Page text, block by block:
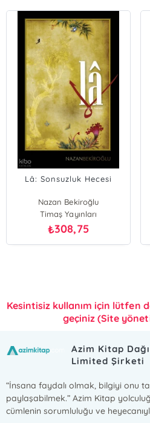
Lâ: Sonsuzluk Hecesi
Nazan Bekiroğlu
Timaş Yayınları
₺308,75
Kesintisiz kullanım için lütfen
geçiniz (Site
Azim Kitap
Limited Şirketi
“İnsana faydalı olmak, bilgiyi onu
paylaşabilmek.” Azim Kitap
cümlenin sorumluluğu ve